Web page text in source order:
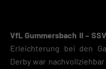
VfL Gummersbach II –
Erleichterung bei den
Derby war